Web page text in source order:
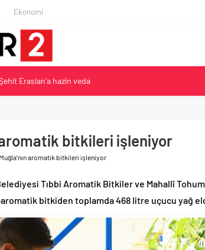
Ekonomi
Belediyesi’nden Tepeköy’de asfalt mesaisi
aromatik bitkileri işleniyor
Muğla’nın aromatik bitkileri işleniyor
Tıbbi Aromatik Bitkiler ve Mahallî
bitkiden toplamda 468 litre uçucu yağ